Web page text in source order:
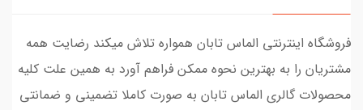
فروشگاه اینترنتی الماس تابان همواره تلاش میکند رضایت همه
مشتریان را به بهترین نحوه ممکن فراهم آورد به همین علت کلیه
محصولات گالری الماس تابان به صورت کاملا تضمینی و ضمانتی